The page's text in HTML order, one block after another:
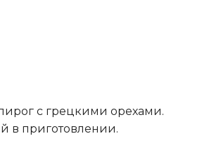
с грецкими орехами.
в приготовлении.